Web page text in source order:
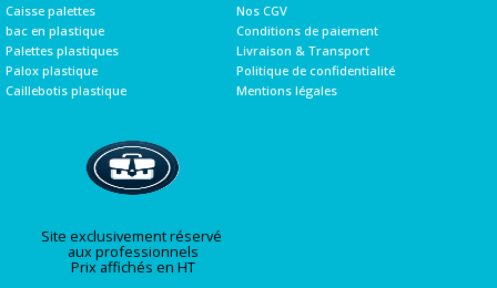
Caisse palettes
bac en plastique
Palettes plastiques
Palox plastique
Caillebotis plastique
Nos CGV
Conditions de paiement
Livraison & Transport
Politique de confidentialité
Mentions légales
Site exclusivement réservé
aux professionnels
Prix affichés en HT